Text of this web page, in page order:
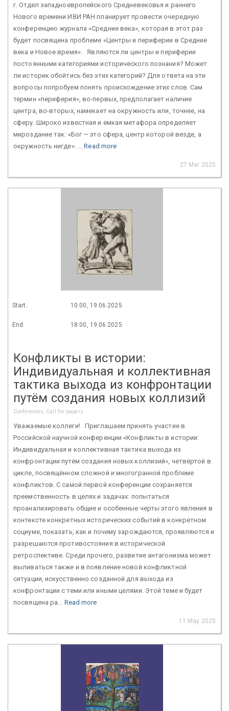
г. Отдел западноевропейского Средневековья и раннего
Нового времени ИВИ РАН планирует провести очередную
конференцию журнала «Средние века», которая в этот раз
будет посвящена проблеме «Центры и периферии в Средние
века и Новое время». Являются ли центры и периферии
постоянными категориями исторического познания? Может
ли историк обойтись без этих категорий? Для ответа на эти
вопросы попробуем понять происхождение этих слов. Сам
термин «периферия», во-первых, предполагает наличие
центра, во-вторых, намекает на окружность или, точнее, на
сферу. Широко известная и емкая метафора определяет
мироздание так: «Бог — это сфера, центр которой везде, а
окружность нигде». ...Read more
27 Mar 2025
Start: 10:00, 19.06.2025
End: 18:00, 19.06.2025
Конфликты в истории:
Индивидуальная и коллективная
тактика выхода из конфронтации
путём создания новых коллизий
Conferences, Call for papers
Уважаемые коллеги! Приглашаем принять участие в
Российской научной конференции «Конфликты в истории:
Индивидуальная и коллективная тактика выхода из
конфронтации путём создания новых коллизий», четвёртой в
цикле, посвящённом сложной и многогранной проблеме
конфликтов. С самой первой конференции сохраняется
преемственность в целях и задачах: попытаться
проанализировать общие и особенные черты этого явления в
контексте конкретных исторических событий в конкретном
социуме, показать, как и почему зарождаются, проявляются и
разрешаются противостояния в исторической
ретроспективе. Среди прочего, развитие антагонизма может
выливаться также и в появление новой конфликтной
ситуации, искусственно созданной для выхода из
конфронтации с теми или иными целями. Этой теме и будет
посвящена ра... Read more
11 May 2025